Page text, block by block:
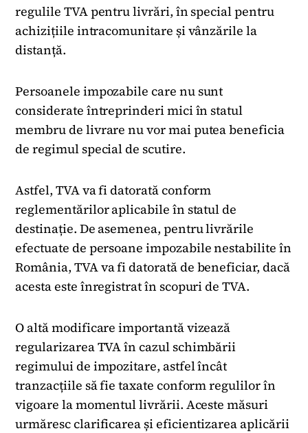
regulile TVA pentru livrări, în special pentru
achizițiile intracomunitare și vânzările la
distanță.
Persoanele impozabile care nu sunt
considerate întreprinderi mici în statul
membru de livrare nu vor mai putea beneficia
de regimul special de scutire.
Astfel, TVA va fi datorată conform
reglementărilor aplicabile în statul de
destinație. De asemenea, pentru livrările
efectuate de persoane impozabile nestabilite în
România, TVA va fi datorată de beneficiar, dacă
acesta este înregistrat în scopuri de TVA.
O altă modificare importantă vizează
regularizarea TVA în cazul schimbării
regimului de impozitare, astfel încât
tranzacțiile să fie taxate conform regulilor în
vigoare la momentul livrării. Aceste măsuri
urmăresc clarificarea și eficientizarea aplicării